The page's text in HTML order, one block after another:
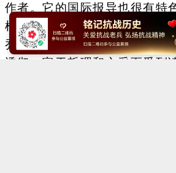
作者。它的国际报导也很有特
根据周恩来的指示，开设了"
乔冠华主笔。这个专栏的文章
透彻、富于哲理和文采而受到